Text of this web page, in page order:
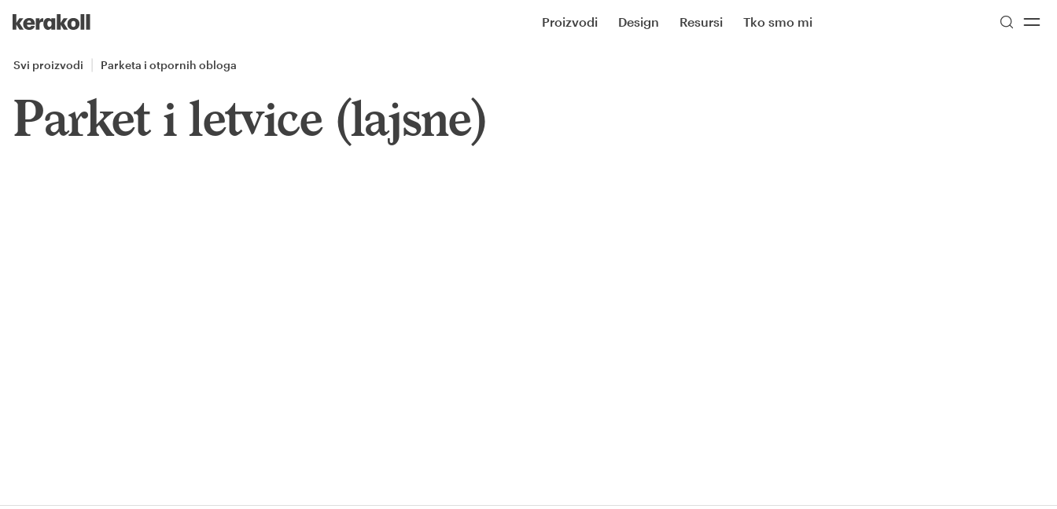
Go to Homepage
Proizvodi Design Resursi Tko smo mi
Svi proizvodi Parketa i otpornih obloga
Parket i letvice (lajsne)